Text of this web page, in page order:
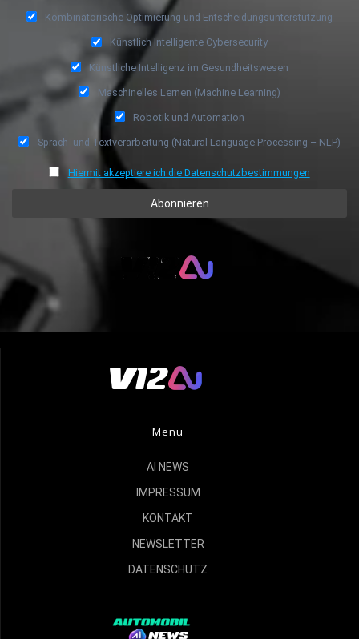
Kombinatorische Optimierung und Entscheidungsunterstützung
Künstlich Intelligente Cybersecurity
Künstliche Intelligenz im Gesundheitswesen
Maschinelles Lernen (Machine Learning)
Robotik und Automation
Sprach- und Textverarbeitung (Natural Language Processing – NLP)
Hiermit akzeptiere ich die Datenschutzbestimmungen
Menu
AI NEWS
IMPRESSUM
KONTAKT
NEWSLETTER
DATENSCHUTZ